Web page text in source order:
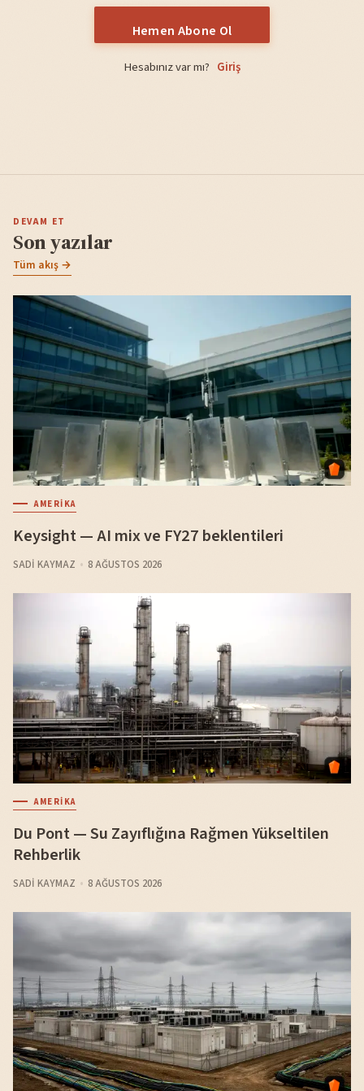
Hemen Abone Ol
Hesabınız var mı? Giriş
DEVAM ET
Son yazılar
Tüm akış →
AMERIKA
Keysight — AI mix ve FY27 beklentileri
SADI KAYMAZ 8 AĞUSTOS 2026
AMERIKA
Du Pont — Su Zayıflığına Rağmen Yükseltilen
Rehberlik
SADI KAYMAZ 8 AĞUSTOS 2026